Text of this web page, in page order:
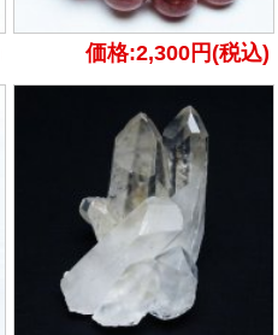
価格:2,300円(税込)